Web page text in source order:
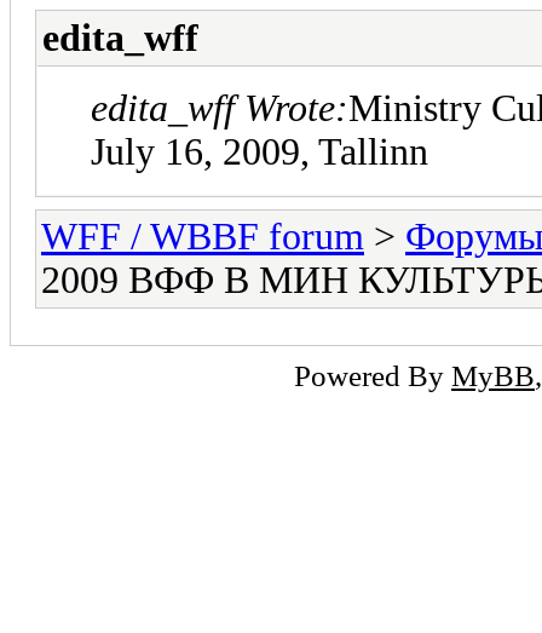
edita_wff
edita_wff Wrote:Ministry
July 16, 2009, Tallinn
WFF / WBBF forum > Форумы
2009 ВФФ В МИН
Powered By MyBB